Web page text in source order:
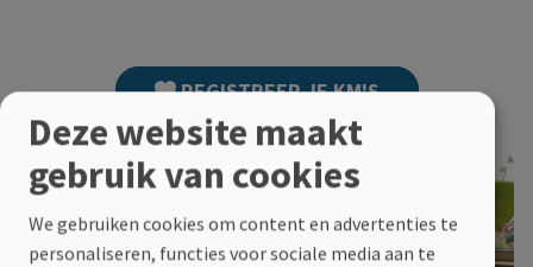
REGISTREER JE KM'S
Deze website maakt
gebruik van cookies
We gebruiken cookies om content en advertenties te
personaliseren, functies voor sociale media aan te